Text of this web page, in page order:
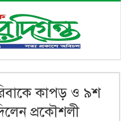
কাপড় ও ৯শ
প্রকৌশলী